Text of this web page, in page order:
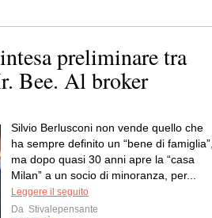
preliminare tra
Bee. Al broker
Silvio Berlusconi non vende quello che
ha sempre definito un “bene di
ma dopo quasi 30 anni apre la “casa
Milan” a un socio di minoranza, per...
Leggere il seguito
Da Stivalepensante